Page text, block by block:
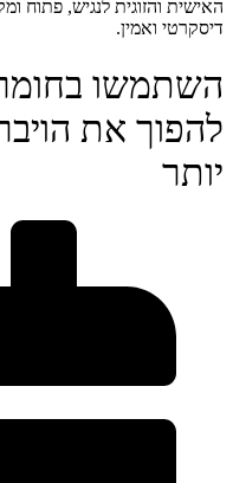
האישית והזוגית לנגיש, פתוח
דיסקרטי ואמין.
השתמשו בחומר
להפוך את
יותר